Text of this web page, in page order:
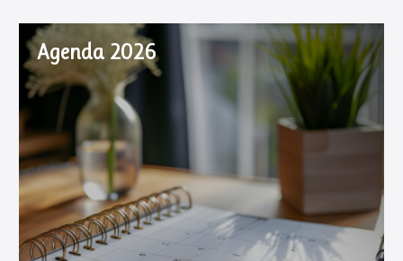
Agenda 2026